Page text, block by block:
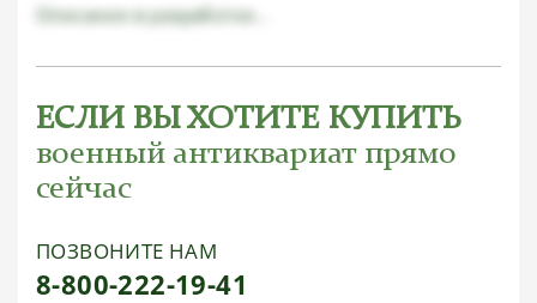
Описание в разработке...
ЕСЛИ ВЫ ХОТИТЕ КУПИТЬ
военный антиквариат прямо
сейчас
ПОЗВОНИТЕ НАМ
8-800-222-19-41